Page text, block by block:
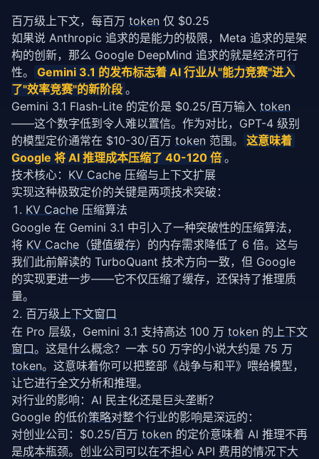
百万级上下文，每百万 token 仅 $0.25
如果说 Anthropic 追求的是能力的极限，Meta 追求的是架
构的创新，那么 Google DeepMind 追求的就是经济可行
性。
Gemini 3.1 的发布标志着 AI 行业从"能力竞赛"进入
了"效率竞赛"的新阶段 。
Gemini 3.1 Flash-Lite 的定价是 $0.25/百万输入 token
——这个数字低到令人难以置信。作为对比，GPT-4 级别
的模型定价通常在 $10-30/百万 token 范围。
这意味着
Google 将 AI 推理成本压缩了 40-120 倍 。
技术核心： KV Cache 压缩与上下文扩展
实现这种极致定价的关键是两项技术突破：
KV Cache 压缩算法
Google 在 Gemini 3.1 中引入了一种突破性的压缩算法，
将 KV Cache （键值缓存）的内存需求降低了 6 倍。这与
我们此前解读的 TurboQuant 技术方向一致，但 Google
的实现更进一步——它不仅压缩了缓存，还保持了推理质
量。
百万级上下文窗口
在 Pro 层级，Gemini 3.1 支持高达 100 万 token 的上下文
窗口
token。这意味着你可以把整部《战争与和平》喂给模型，
让它进行全文分析和推理。
对行业的影响：AI 民主化还是巨头垄断？
Google 的低价策略对整个行业的影响是深远的：
对创业公司：$0.25/百万 token 的定价意味着 AI 推理不再
是成本瓶颈。创业公司可以在不担心 API 费用的情况下大